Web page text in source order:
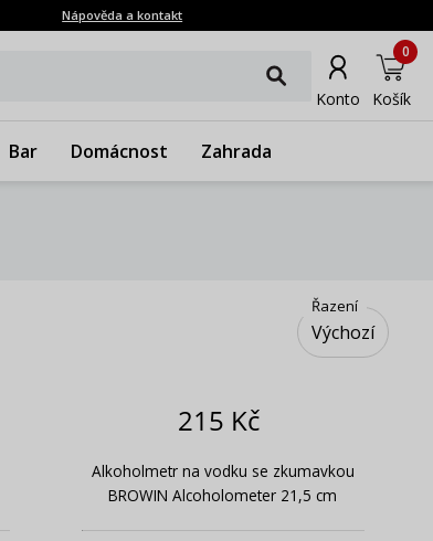
Nápověda a kontakt
Konto Košík
0
Bar Domácnost Zahrada
Řazení
Výchozí
215 Kč
Alkoholmetr na vodku se zkumavkou
BROWIN Alcoholometer 21,5 cm